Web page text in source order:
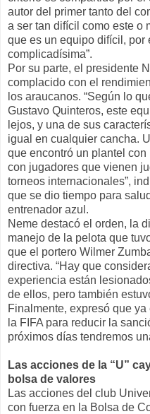
autor del primer tanto del
a ser tan difícil como este o
que es un equipo difícil, por
complicadísima”.
Por su parte, el presidente
complacido con el
los araucanos. “Según lo
Gustavo Quinteros, este
lejos, y una de sus
igual en cualquier cancha.
que encontró un plantel
con jugadores que vienen
torneos internacionales”,
que se dio tiempo para
entrenador azul.
Neme destacó el orden, la
manejo de la pelota que
que el portero Wilmer
directiva. “Hay que
experiencia están
de ellos, pero también
Finalmente, expresó que
la FIFA para reducir la
próximos días tendremos
Las acciones de la “U”
bolsa de valores
Las acciones del club
con fuerza en la Bolsa de